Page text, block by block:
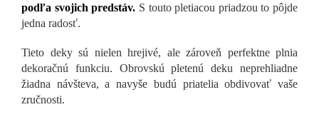
podľa svojich predstáv. S touto pletiacou priadzou to pôjde
jedna radosť.
Tieto deky sú nielen hrejivé, ale zároveň perfektne plnia
dekoračnú funkciu. Obrovskú pletenú deku neprehliadne
žiadna návšteva, a navyše budú priatelia obdivovať vaše
zručnosti.